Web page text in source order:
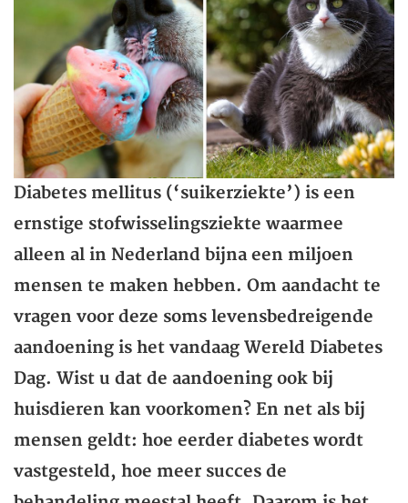
Diabetes mellitus (‘suikerziekte’) is een
ernstige stofwisselingsziekte waarmee
alleen al in Nederland bijna een miljoen
mensen te maken hebben. Om aandacht te
vragen voor deze soms levensbedreigende
aandoening is het vandaag Wereld Diabetes
Dag. Wist u dat de aandoening ook bij
huisdieren kan voorkomen? En net als bij
mensen geldt: hoe eerder diabetes wordt
vastgesteld, hoe meer succes de